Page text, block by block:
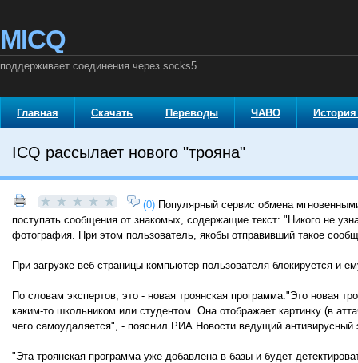
MICQ
поддерживает соединения через socks5
Главная Скачать Переводы ЧАВО
ICQ рассылает нового "трояна"
(0) Популярный сервис обмена
поступать сообщения от знакомых, содержащие текст: "Никого не
фотография. При этом пользователь, якобы отправивший такое
При загрузке веб-страницы компьютер пользователя блокируется и
По словам экспертов, это - новая троянская программа."Это новая
каким-то школьником или студентом. Она отображает картинку (в
чего самоудаляется", - пояснил РИА Новости ведущий
"Эта троянская программа уже добавлена в базы и будет